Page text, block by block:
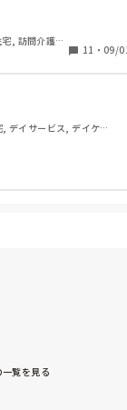
ないといけない
ません。してない
う。人の入れ替わり
したが、７月の実
供責任者になり、実
せず、監査の見る
ービス提供責任者
ったらいわれると
会議の議事録など
者住宅併設のヘル
宅, 訪問介護,
11 ・ 09/
デイサービス, デイケ
覧を見る